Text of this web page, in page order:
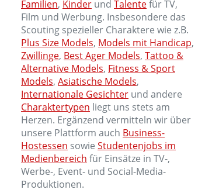
Familien, Kinder und Talentefür TV,
Film und Werbung. Insbesondere das
Scouting spezieller Charaktere wie z.B.
Plus Size Models, Models mit Handicap,
Zwillinge, Best Ager Models, Tattoo &
Alternative Models, Fitness & Sport
Models, Asiatische Models,
Internationale Gesichter und andere
Charaktertypen liegt uns stets am
Herzen. Ergänzend vermitteln wir über
unsere Plattform auch Business-
Hostessen sowie Studentenjobs im
Medienbereich für Einsätze in TV-,
Werbe-, Event- und Social-Media-
Produktionen.